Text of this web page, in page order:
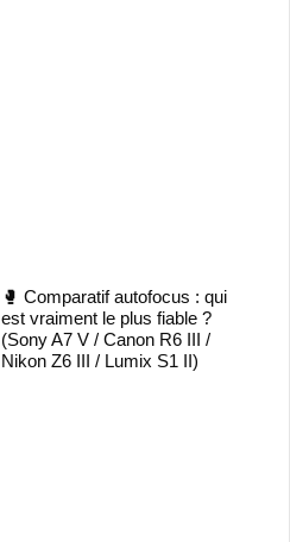
🥊 Comparatif autofocus : qui
est vraiment le plus fiable ?
(Sony A7 V / Canon R6 III /
Nikon Z6 III / Lumix S1 II)